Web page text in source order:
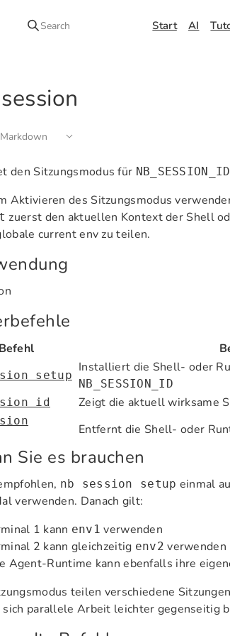
Search Start AI
den Sitzungsmodus für NB_SESSION_ID
Aktivieren des Sitzungsmodus
zuerst den aktuellen Kontext der Shell
current env zu teilen.
Befehl
setup
Installiert die Shell- oder
NB_SESSION_ID
id
Zeigt die aktuell wirksame
Entfernt die Shell- oder
Sie es brauchen
nb session setup einmal
verwenden. Danach gilt:
1 kann env1 verwenden
2 kann gleichzeitig env2 verwenden
Agent-Runtime kann ebenfalls ihre
teilen verschiedene
sich parallele Arbeit leichter gegenseitig